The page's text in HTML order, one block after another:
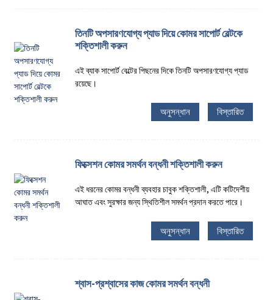
তিনটি অপসারণযোগ্য প্যাড দিয়ে কোমর সাপোর্ট বেল্টকে
শক্তিশালী করুন
এই ব্যাক সাপোর্ট বেল্টের পিছনের দিকে তিনটি অপসারণযোগ্য প্যাড
রয়েছে।
অনুসন্ধান বিস্তারিত
ফিক্সেশন কোমর সমর্থন বন্ধনী শক্তিশালী করুন
এই ধরনের কোমর বন্ধনী ব্যবহার চাবুক শক্তিশালী, এটি কটিদেশীয়
আঘাত এবং সুরক্ষার জন্য স্থিতিশীল সমর্থন প্রদান করতে পারে।
অনুসন্ধান বিস্তারিত
শ্বাস-প্রশ্বাসের কাজ কোমর সমর্থন বন্ধনী